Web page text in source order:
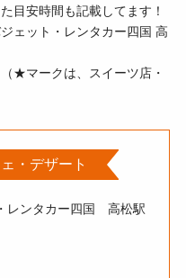
目安時間も記載してます！
ェット・レンタカー四国 高
★マークは、スイーツ店・
・デザート
レンタカー四国 高松駅